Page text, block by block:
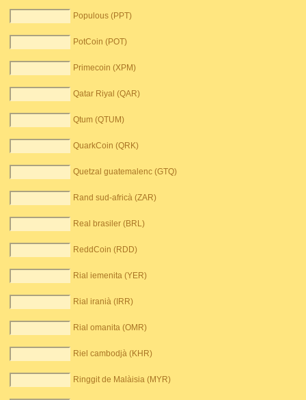
Populous (PPT)
PotCoin (POT)
Primecoin (XPM)
Qatar Riyal (QAR)
Qtum (QTUM)
QuarkCoin (QRK)
Quetzal guatemalenc (GTQ)
Rand sud-africà (ZAR)
Real brasiler (BRL)
ReddCoin (RDD)
Rial iemenita (YER)
Rial iranià (IRR)
Rial omanita (OMR)
Riel cambodjà (KHR)
Ringgit de Malàisia (MYR)